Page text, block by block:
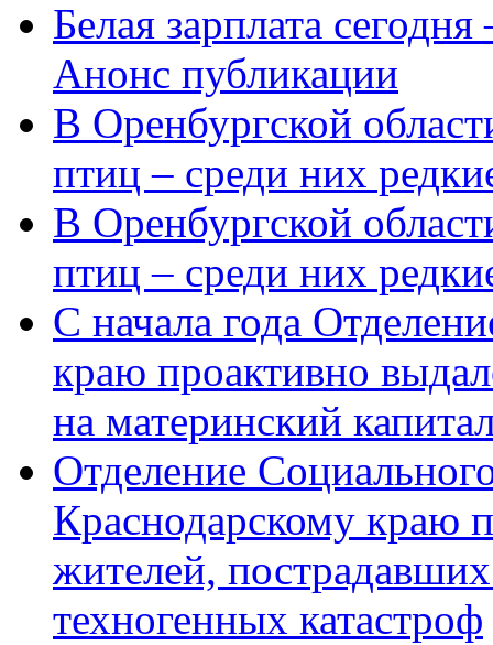
Белая зарплата
Анонс публикации
В Оренбургской
птиц – среди них
В Оренбургской
птиц – среди них
С начала года
краю проактивно
на материнский
Отделение
Краснодарскому краю
жителей,
техногенных катастроф